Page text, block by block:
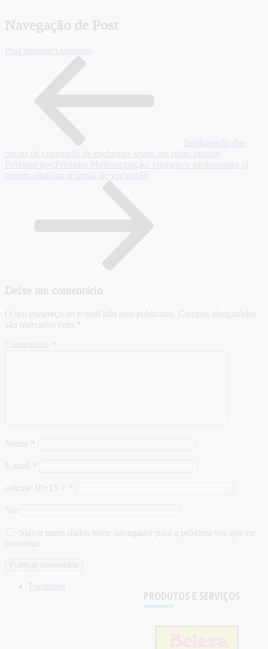
Navegação de Post
Post anterior Anteriores
Implantação das
bacias de contenção de enchentes segue em ritmo intenso
Próximo post Próximo Multivacinação: crianças e adolescentes já
podem atualizar o cartão de vacinação
Deixe um comentário
O seu endereço de e-mail não será publicado. Campos obrigatórios
são marcados com
Comentário
Nome
E-mail
calcule 10+15 =
Site
Salvar meus dados neste navegador para a próxima vez que eu
comentar.
PRODUTOS E SERVIÇOS
Facebook